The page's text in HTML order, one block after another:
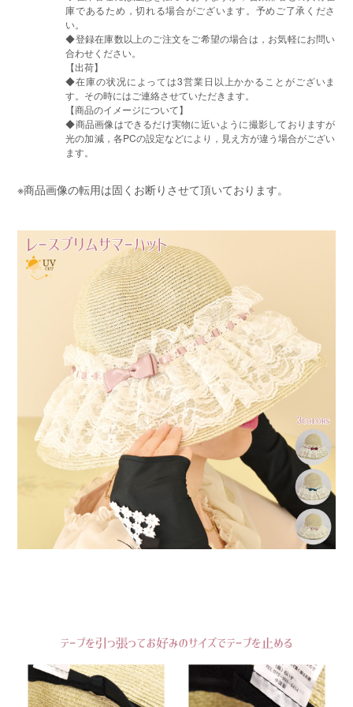
庫であるため，切れる場合がございます。予めご了承くださ
い。
◆登録在庫数以上のご注文をご希望の場合は，お気軽にお問い
合わせください。
【出荷】
◆在庫の状况によっては3営業日以上かかることがございま
す。その時にはご連絡させていただきます。
【商品のイメージについて】
◆商品画像はできるだけ実物に近いように撮影しておりますが
光の加減，各PCの設定などにより，見え方が違う場合がござい
ます。
※商品画像の転用は固くお断りさせて頂いております。